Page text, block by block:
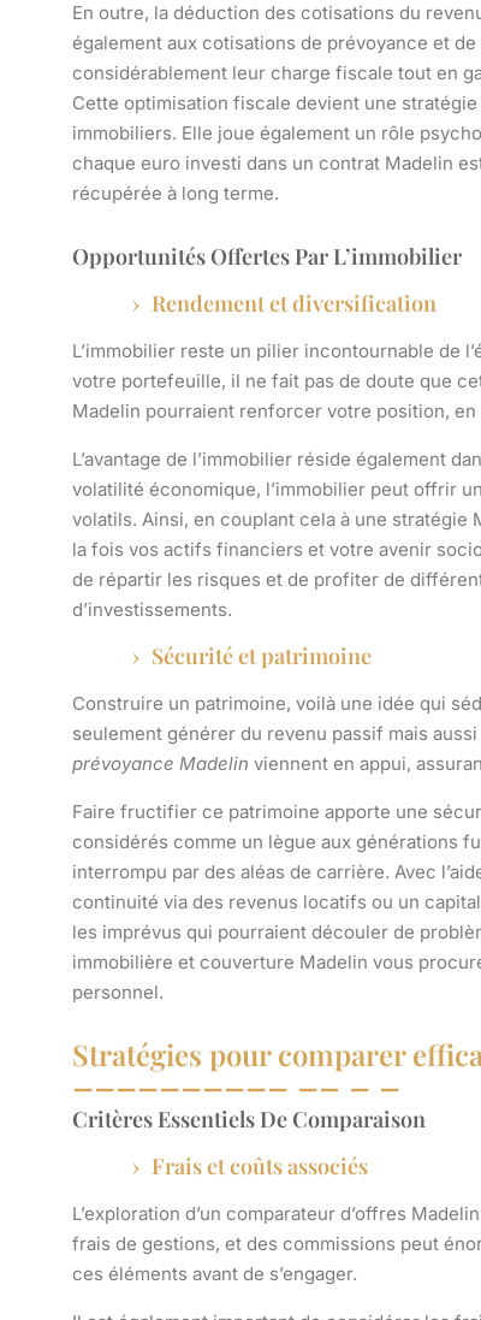
En outre, la déduction des cotisations du
également aux cotisations de prévoyance et
considérablement leur charge fiscale tout en
Cette optimisation fiscale devient une
immobiliers. Elle joue également un rôle
chaque euro investi dans un contrat Madelin
récupérée à long terme.
Opportunités Offertes Par L’immobilier
Rendement et diversification
L’immobilier reste un pilier incontournable de
votre portefeuille, il ne fait pas de doute que
Madelin pourraient renforcer votre position,
L’avantage de l’immobilier réside également
volatilité économique, l’immobilier peut offrir
volatils. Ainsi, en couplant cela à une
la fois vos actifs financiers et votre avenir
de répartir les risques et de profiter de
d’investissements.
Sécurité et patrimoine
Construire un patrimoine, voilà une idée qui
seulement générer du revenu passif mais
prévoyance Madelin viennent en appui,
Faire fructifier ce patrimoine apporte une
considérés comme un lègue aux générations
interrompu par des aléas de carrière. Avec
continuité via des revenus locatifs ou un
les imprévus qui pourraient découler de
immobilière et couverture Madelin vous
personnel.
Stratégies pour comparer
Critères Essentiels De Comparaison
Frais et coûts associés
L’exploration d’un comparateur d’offres Madelin
frais de gestions, et des commissions peut
ces éléments avant de s’engager.